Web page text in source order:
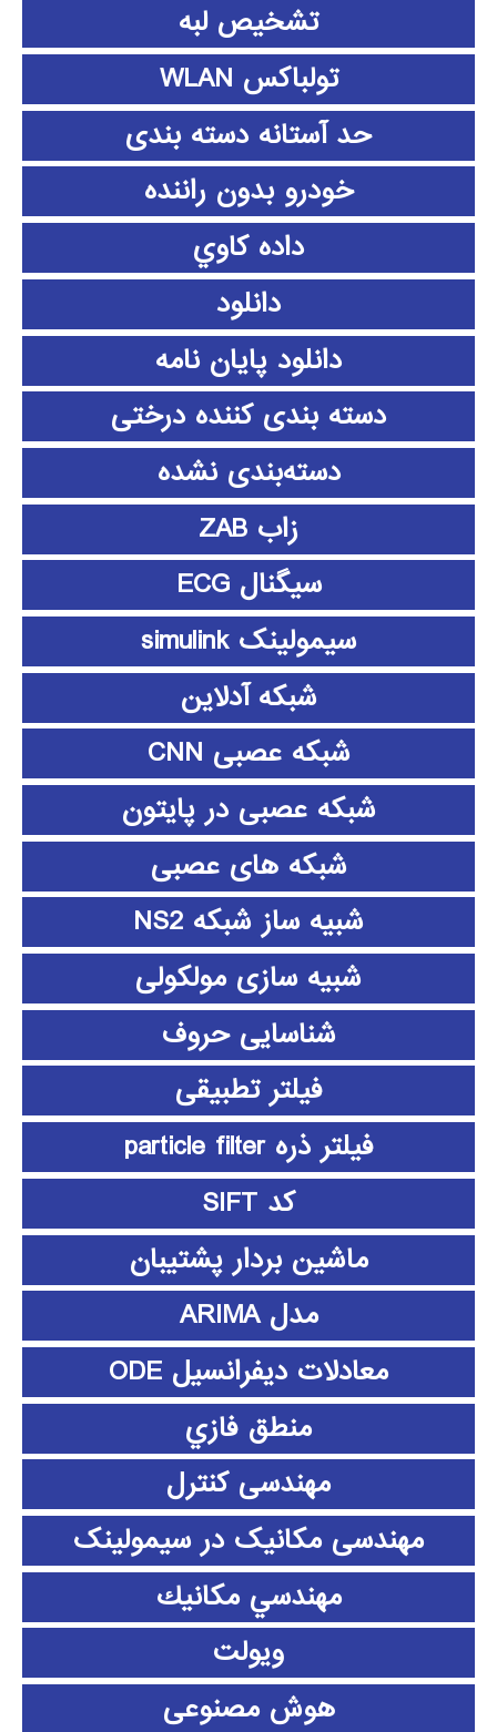
تشخیص لبه
تولباکس WLAN
حد آستانه دسته بندی
خودرو بدون راننده
داده كاوي
دانلود
دانلود پايان نامه
دسته بندی کننده درختی
دسته‌بندی نشده
زاب ZAB
سیگنال ECG
سیمولینک simulink
شبکه آدلاین
شبکه عصبی CNN
شبکه عصبی در پایتون
شبکه های عصبی
شبیه ساز شبکه NS2
شبیه سازی مولکولی
شناسایی حروف
فیلتر تطبیقی
فیلتر ذره particle filter
کد SIFT
ماشین بردار پشتیبان
مدل ARIMA
معادلات دیفرانسیل ODE
منطق فازي
مهندسی کنترل
مهندسی مکانیک در سیمولینک
مهندسي مكانيك
ویولت
هوش مصنوعی